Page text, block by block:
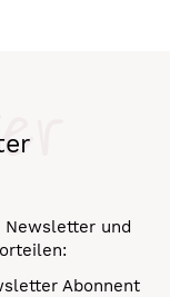
und
Abonnent